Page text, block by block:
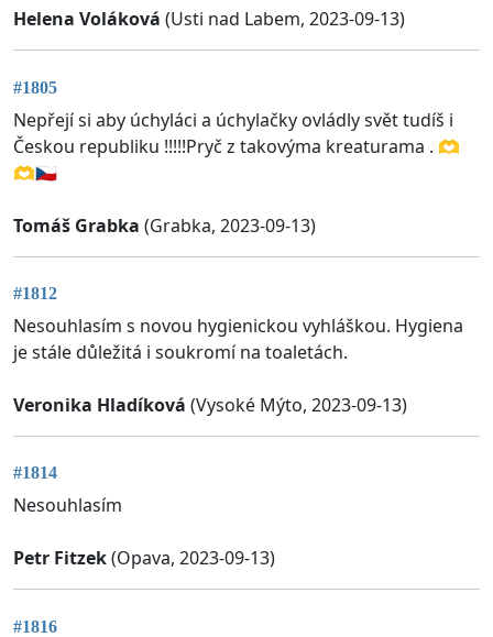
Helena Voláková (Usti nad Labem, 2023-09-13)
#1805
Nepřejí si aby úchyláci a úchylačky ovládly svět tudíš i
Českou republiku !!!!!Pryč z takovýma kreaturama . 🫶
🫶🇨🇿
Tomáš Grabka (Grabka, 2023-09-13)
#1812
Nesouhlasím s novou hygienickou vyhláškou. Hygiena
je stále důležitá i soukromí na toaletách.
Veronika Hladíková (Vysoké Mýto, 2023-09-13)
#1814
Nesouhlasím
Petr Fitzek(Opava, 2023-09-13)
#1816